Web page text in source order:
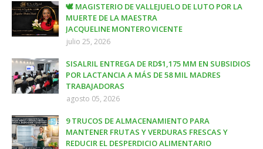
🕊️ MAGISTERIO DE VALLEJUELO DE LUTO POR LA
MUERTE DE LA MAESTRA
JACQUELINE MONTERO VICENTE
julio 25, 2026
SISALRIL ENTREGA DE RD$1,175 MM EN SUBSIDIOS
POR LACTANCIA A MÁS DE 58 MIL MADRES
TRABAJADORAS
agosto 05, 2026
9 TRUCOS DE ALMACENAMIENTO PARA
MANTENER FRUTAS Y VERDURAS FRESCAS Y
REDUCIR EL DESPERDICIO ALIMENTARIO